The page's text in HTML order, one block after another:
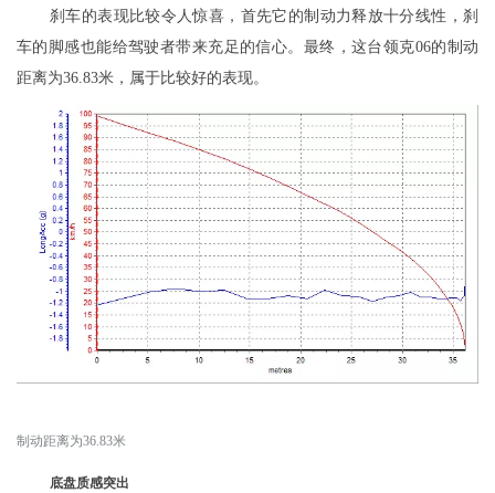
刹车的表现比较令人惊喜，首先它的制动力释放十分线性，刹
车的脚感也能给驾驶者带来充足的信心。最终，这台领克06的制动
距离为36.83米，属于比较好的表现。
制动距离为36.83米
底盘质感突出